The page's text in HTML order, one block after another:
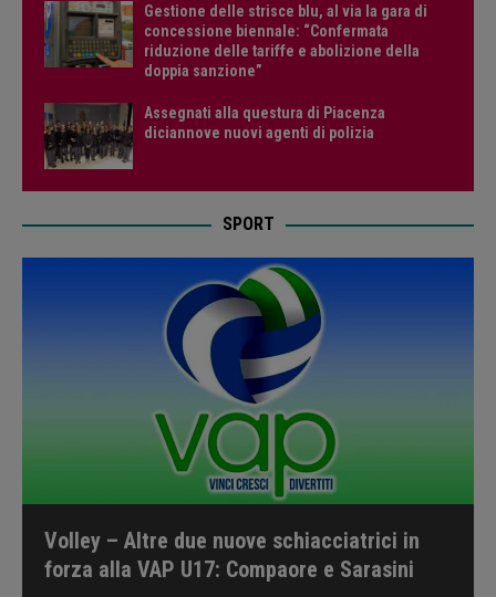
Gestione delle strisce blu, al via la gara di
concessione biennale: “Confermata
riduzione delle tariffe e abolizione della
doppia sanzione”
Assegnati alla questura di Piacenza
diciannove nuovi agenti di polizia
SPORT
Volley – Altre due nuove schiacciatrici in
forza alla VAP U17: Compaore e Sarasini